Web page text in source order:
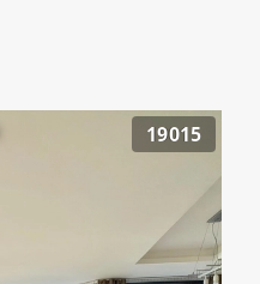
19015